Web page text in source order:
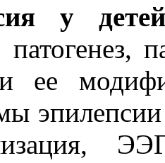
у детей
ее